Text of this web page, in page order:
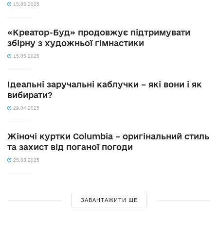
15.05.2025
«Креатор-Буд» продовжує підтримувати
збірну з художньої гімнастики
15.05.2025
Ідеальні заручальні каблучки – які вони і як
вибирати?
29.04.2025
Жіночі куртки Columbia – оригінальний стиль
та захист від поганої погоди
25.03.2025
ЗАВАНТАЖИТИ ЩЕ